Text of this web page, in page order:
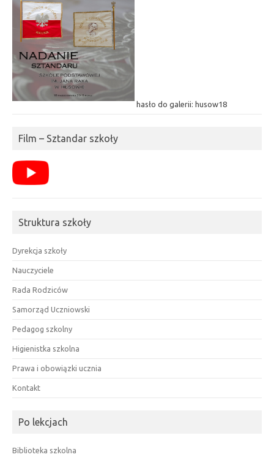
hasło do galerii: husow18
Film – Sztandar szkoły
Struktura szkoły
Dyrekcja szkoły
Nauczyciele
Rada Rodziców
Samorząd Uczniowski
Pedagog szkolny
Higienistka szkolna
Prawa i obowiązki ucznia
Kontakt
Po lekcjach
Biblioteka szkolna